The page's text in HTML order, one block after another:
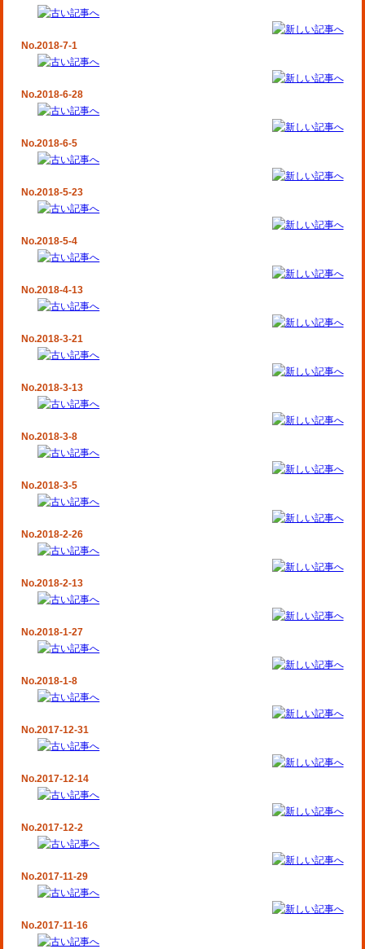
No.2018-7-1
No.2018-6-28
No.2018-6-5
No.2018-5-23
No.2018-5-4
No.2018-4-13
No.2018-3-21
No.2018-3-13
No.2018-3-8
No.2018-3-5
No.2018-2-26
No.2018-2-13
No.2018-1-27
No.2018-1-8
No.2017-12-31
No.2017-12-14
No.2017-12-2
No.2017-11-29
No.2017-11-16